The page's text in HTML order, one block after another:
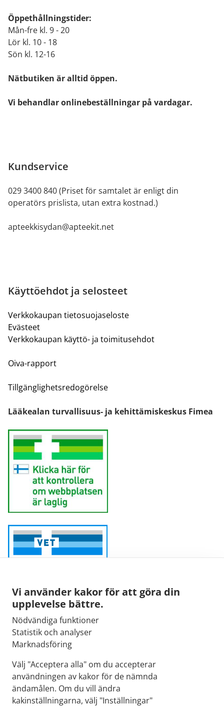
Vi använder kakor för att göra din
upplevelse bättre.
Nödvändiga funktioner
Statistik och analyser
Marknadsföring
Välj "Acceptera alla" om du accepterar
användningen av kakor för de nämnda
ändamålen. Om du vill ändra
kakinställningarna, välj "Inställningar"
Öppethållningstider:
Mån-fre kl. 9 - 20
Lör kl. 10 - 18
Sön kl. 12-16
Nätbutiken är alltid öppen.
Vi behandlar onlinebeställningar på vardagar.
Kundservice
029 3400 840 (Priset för samtalet är enligt din
operatörs prislista, utan extra kostnad.)
apteekkisydan@apteekit.net
Käyttöehdot ja selosteet
Verkkokaupan tietosuojaseloste
Evästeet
Verkkokaupan käyttö- ja toimitusehdot
Oiva-rapport
Tillgänglighetsredogörelse
Lääkealan turvallisuus- ja kehittämiskeskus Fimea
Sähköpostiosoite:
kirjaamo@fimea.fi
Fimean vaihde:
029 522 3341